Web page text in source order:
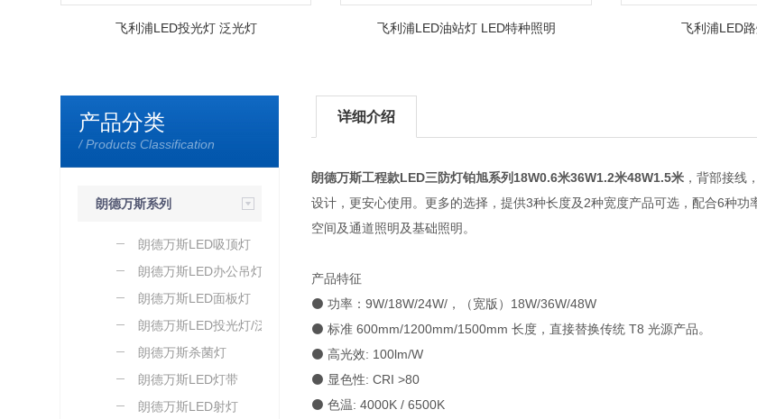
飞利浦LED投光灯 泛光灯 飞利浦LED油站灯 LED特种照明 飞利浦LED
产品分类
/ Products Classification
朗德万斯系列
朗德万斯LED吸顶灯
朗德万斯LED办公吊灯
朗德万斯LED面板灯
朗德万斯LED投光灯/泛光
灯
朗德万斯杀菌灯
朗德万斯LED灯带
朗德万斯LED射灯
详细介绍
朗德万斯工程款LED三防灯铂旭系列18W0.6米36W1.2米48W1.5米 ，背部接线
设计，更安心使用。更多的选择，提供3种长度及2种宽度产品可选，配合6种
空间及通道照明及基础照明。
产品特征
⚫ 功率：9W/18W/24W/，（宽版）18W/36W/48W
⚫ 标准 600mm/1200mm/1500mm 长度，直接替换传统 T8 光源产品。
⚫ 高光效: 100lm/W
⚫ 显色性: CRI >80
⚫ 色温: 4000K / 6500K